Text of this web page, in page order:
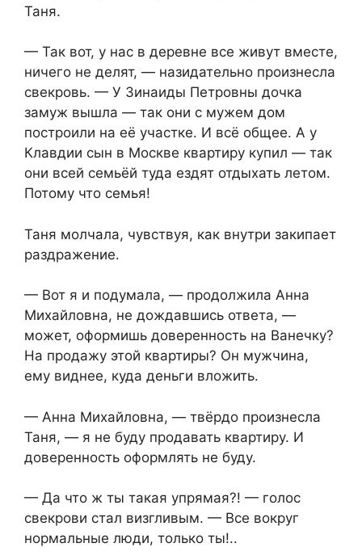
Таня.
— Так вот, у нас в деревне все живут вместе,
ничего не делят, — назидательно произнесла
свекровь. — У Зинаиды Петровны дочка
замуж вышла — так они с мужем дом
построили на её участке. И всё общее. А у
Клавдии сын в Москве квартиру купил — так
они всей семьёй туда ездят отдыхать летом.
Потому что семья!
Таня молчала, чувствуя, как внутри закипает
раздражение.
— Вот я и подумала, — продолжила Анна
Михайловна, не дождавшись ответа, —
может, оформишь доверенность на Ванечку?
На продажу этой квартиры? Он мужчина,
ему виднее, куда деньги вложить.
— Анна Михайловна, — твёрдо произнесла
Таня, — я не буду продавать квартиру. И
доверенность оформлять не буду.
— Да что ж ты такая упрямая?! — голос
свекрови стал визгливым. — Все вокруг
нормальные люди, только ты!..